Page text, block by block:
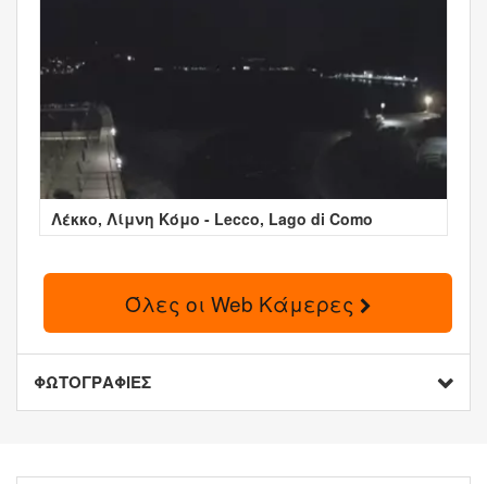
Λέκκο, Λίμνη Κόμο - Lecco, Lago di Como
Όλες οι Web Κάμερες
ΦΩΤΟΓΡΑΦΙΕΣ